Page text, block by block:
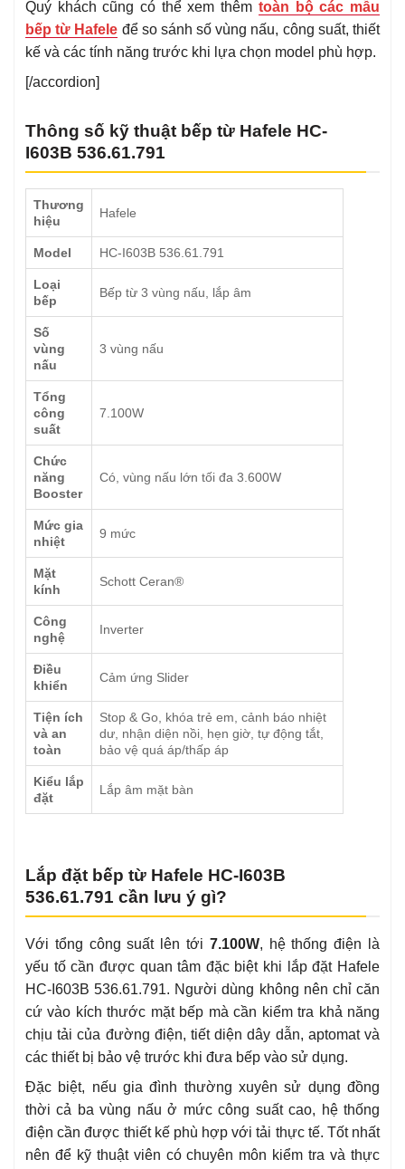
Quý khách cũng có thể xem thêm toàn bộ các mẫu
bếp từ Hafele để so sánh số vùng nấu, công suất, thiết
kế và các tính năng trước khi lựa chọn model phù hợp.
[/accordion]
Thông số kỹ thuật bếp từ Hafele HC-
I603B 536.61.791
Thương
hiệu
Hafele
Model HC-I603B 536.61.791
Loại
bếp
Bếp từ 3 vùng nấu, lắp âm
Số
vùng
nấu
3 vùng nấu
Tổng
công
suất
7.100W
Chức
năng
Booster
Có, vùng nấu lớn tối đa 3.600W
Mức gia
nhiệt
9 mức
Mặt
kính
Schott Ceran®
Công
nghệ
Inverter
Điều
khiển
Cảm ứng Slider
Tiện ích
và an
toàn
Stop & Go, khóa trẻ em, cảnh báo nhiệt
dư, nhận diện nồi, hẹn giờ, tự động tắt,
bảo vệ quá áp/thấp áp
Kiểu lắp
đặt
Lắp âm mặt bàn
Lắp đặt bếp từ Hafele HC-I603B
536.61.791 cần lưu ý gì?
Với tổng công suất lên tới 7.100W, hệ thống điện là
yếu tố cần được quan tâm đặc biệt khi lắp đặt Hafele
HC-I603B 536.61.791. Người dùng không nên chỉ căn
cứ vào kích thước mặt bếp mà cần kiểm tra khả năng
chịu tải của đường điện, tiết diện dây dẫn, aptomat và
các thiết bị bảo vệ trước khi đưa bếp vào sử dụng.
Đặc biệt, nếu gia đình thường xuyên sử dụng đồng
thời cả ba vùng nấu ở mức công suất cao, hệ thống
điện cần được thiết kế phù hợp với tải thực tế. Tốt nhất
nên để kỹ thuật viên có chuyên môn kiểm tra và thực